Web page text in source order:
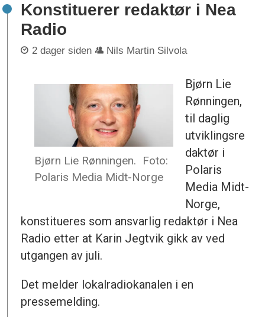
Konstituerer redaktør i Nea
Radio
2 dager siden Nils Martin Silvola
Bjørn Lie Rønningen.
Foto:
Polaris Media Midt-Norge
Bjørn Lie
Rønningen,
til daglig
utviklingsre
daktør i
Polaris
Media Midt-
Norge,
konstitueres som ansvarlig redaktør i Nea
Radio etter at Karin Jegtvik gikk av ved
utgangen av juli.
Det melder lokalradiokanalen i en
pressemelding.